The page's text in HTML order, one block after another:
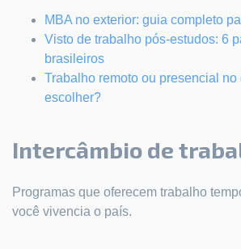
MBA no exterior: guia completo
Visto de trabalho pós-estudos: 6
brasileiros
Trabalho remoto ou presencial no
escolher?
Intercâmbio de
Programas que oferecem trabalho
você vivencia o país.